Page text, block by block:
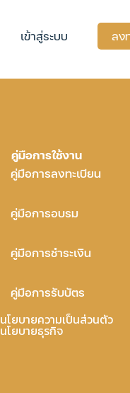
เข้าสู่ระบบ ลง
คู่มือการใช้งาน
คู่มือการลงทะเบียน
คู่มือการอบรม
คู่มือการชำระเงิน
คู่มือการรับบัตร
นโยบายความเป็นส่วนตัว
นโยบายธุรกิจ